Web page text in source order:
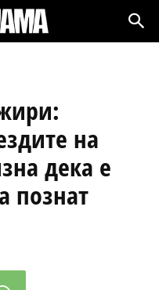
на
дека е
познат